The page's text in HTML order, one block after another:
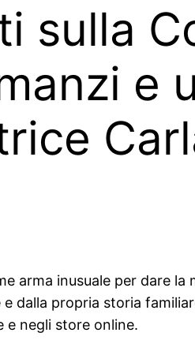
sulla
e
arma inusuale per dare
dalla propria storia
e negli store online.